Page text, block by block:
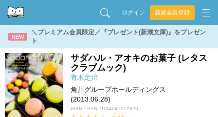
ログイン 新規会員登録
NEW
＼プレミアム会員限定／『プレゼント(新潮文庫)』をプレゼン
ト
サダハル・アオキのお菓子 (レタス
クラブムック)
青木定治
角川グループホールディングス
(2013.06.28)
ISBN・EAN: 9784047312326